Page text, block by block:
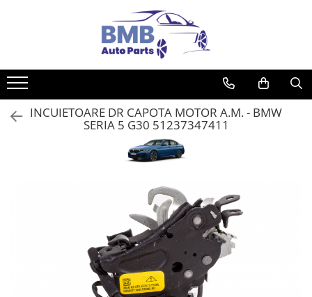
Accesorii
Covorase
ODORIZANTE
INCUIETOARE DR CAPOTA MOTOR A.M. - BMW
SERIA 5 G30 51237347411